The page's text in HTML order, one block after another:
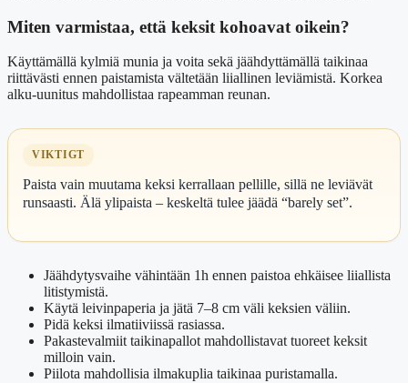
Miten varmistaa, että keksit kohoavat oikein?
Käyttämällä kylmiä munia ja voita sekä jäähdyttämällä taikinaa
riittävästi ennen paistamista vältetään liiallinen leviämistä. Korkea
alku-uunitus mahdollistaa rapeamman reunan.
VIKTIGT
Paista vain muutama keksi kerrallaan pellille, sillä ne leviävät
runsaasti. Älä ylipaista – keskeltä tulee jäädä “barely set”.
Jäähdytysvaihe vähintään 1h ennen paistoa ehkäisee liiallista
litistymistä.
Käytä leivinpaperia ja jätä 7–8 cm väli keksien väliin.
Pidä keksi ilmatiiviissä rasiassa.
Pakastevalmiit taikinapallot mahdollistavat tuoreet keksit
milloin vain.
Piilota mahdollisia ilmakuplia taikinaa puristamalla.